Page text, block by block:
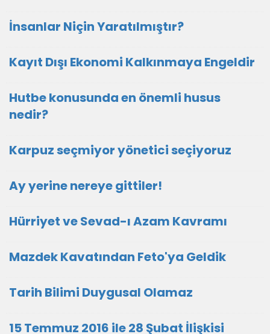
İnsanlar Niçin Yaratılmıştır?
Kayıt Dışı Ekonomi Kalkınmaya Engeldir
Hutbe konusunda en önemli husus
nedir?
Karpuz seçmiyor yönetici seçiyoruz
Ay yerine nereye gittiler!
Hürriyet ve Sevad-ı Azam Kavramı
Mazdek Kavatından Feto'ya Geldik
Tarih Bilimi Duygusal Olamaz
15 Temmuz 2016 ile 28 Şubat İlişkisi